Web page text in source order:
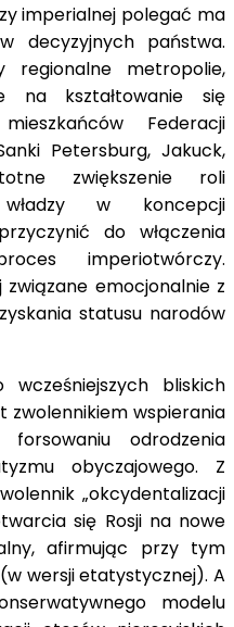
imperialnej polegać ma
decyzyjnych państwa.
regionalne metropolie,
na kształtowanie się
Federacji
Petersburg, Jakuck,
zwiększenie roli
w koncepcji
do włączenia
imperiotwórczy.
związane emocjonalnie z
statusu narodów
wcześniejszych bliskich
zwolennikiem wspierania
odrodzenia
obyczajowego. Z
„okcydentalizacji
się Rosji na nowe
afirmując przy tym
wersji etatystycznej). A
modelu